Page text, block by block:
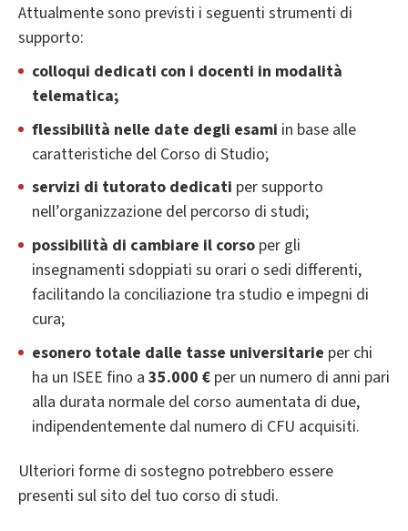
Attualmente sono previsti i seguenti strumenti di
supporto:
colloqui dedicati con i docenti in modalità
telematica;
flessibilità nelle date degli esami in base alle
caratteristiche del Corso di Studio;
servizi di tutorato dedicati per supporto
nell’organizzazione del percorso di studi;
possibilità di cambiare il corso per gli
insegnamenti sdoppiati su orari o sedi differenti,
facilitando la conciliazione tra studio e impegni di
cura;
esonero totale dalle tasse universitarie per chi
ha un ISEE fino a 35.000 € per un numero di anni pari
alla durata normale del corso aumentata di due,
indipendentemente dal numero di CFU acquisiti.
Ulteriori forme di sostegno potrebbero essere
presenti sul sito del tuo corso di studi.